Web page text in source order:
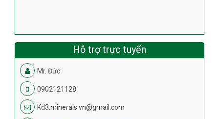
Hỗ trợ trực tuyến
Mr. Đức
0902121128
Kd3.minerals.vn@gmail.com